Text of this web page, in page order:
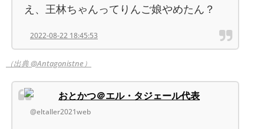
え、王林ちゃんってりんご娘やめたん？
2022-08-22 18:45:53
（出典 @Antagonistne）
おとかつ＠エル・タジェール代表
@eltaller2021web